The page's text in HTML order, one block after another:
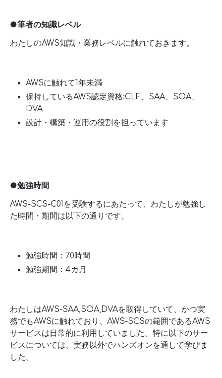
●筆者の知識レベル
わたしのAWS知識・業務レベルに触れておきます。
AWSに触れて1年未満
保持しているAWS認定資格:CLF、SAA、SOA、
DVA
設計・構築・運用の役割を担っています
●勉強時間
AWS-SCS-C01を受験するにあたって、わたしが勉強し
た時間・期間は以下の通りです。
勉強時間：70時間
勉強期間：4カ月
わたしはAWS-SAA,SOA,DVAを取得していて、かつ実
務でもAWSに触れており、AWS-SCSの範囲であるAWS
サービスは日常的に利用していました。特に以下のサー
ビスについては、実務以外でハンズオンを通して学びま
した。